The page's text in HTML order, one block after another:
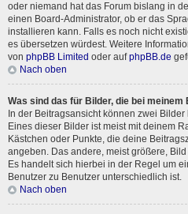
oder niemand hat das Forum bislang in
einen Board-Administrator, ob er das
installieren kann. Falls es noch nicht
es übersetzen würdest. Weitere
von phpBB Limited oder aufphpBB.de
Nach oben
Was sind das für Bilder, die bei
In der Beitragsansicht können zwei
Eines dieser Bilder ist meist mit deinem
Kästchen oder Punkte, die deine
angeben. Das andere, meist größere,
Es handelt sich hierbei in der Regel um
Benutzer zu Benutzer unterschiedlich ist.
Nach oben